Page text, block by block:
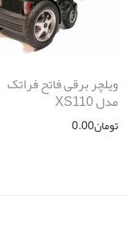
ویلچر برقی فاتح فراتک
مدل XS110
تومان0.00